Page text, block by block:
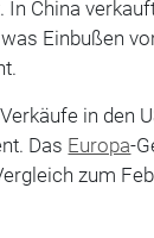
China
Einbußen
in den
Das Europa-
zum